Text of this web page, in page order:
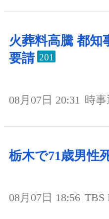
火葬料高騰 都知
要請 201
08月07日 20:31 時
栃木で71歳男性
08月07日 18:56 TBS